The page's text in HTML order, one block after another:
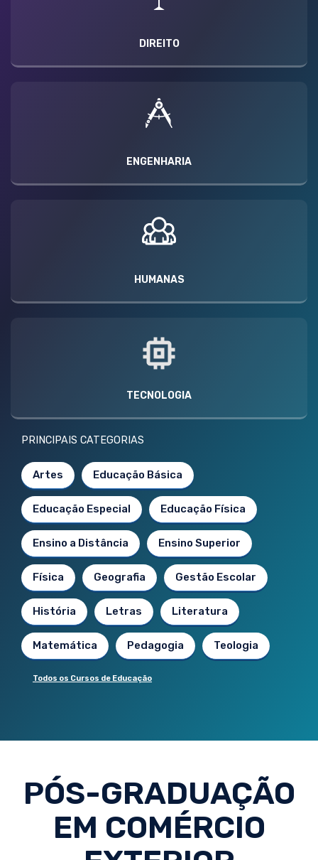
DIREITO
ENGENHARIA
HUMANAS
TECNOLOGIA
PRINCIPAIS CATEGORIAS
Artes Educação Básica
Educação Especial Educação Física
Ensino a Distância Ensino Superior
Física Geografia Gestão Escolar
História Letras Literatura
Matemática Pedagogia Teologia
Todos os Cursos de Educação
PÓS-GRADUAÇÃO
EM COMÉRCIO